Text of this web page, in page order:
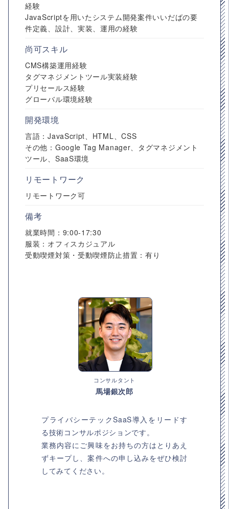
経験
JavaScriptを用いたシステム開発案件いいだばの要
件定義、設計、実装、運用の経験
尚可スキル
CMS構築運用経験
タグマネジメントツール実装経験
プリセールス経験
グローバル環境経験
開発環境
言語：JavaScript、HTML、CSS
その他：Google Tag Manager、タグマネジメント
ツール、SaaS環境
リモートワーク
リモートワーク可
備考
就業時間：9:00-17:30
服装：オフィスカジュアル
受動喫煙対策・受動喫煙防止措置：有り
コンサルタント
馬場銀次郎
プライバシーテックSaaS導入をリードす
る技術コンサルポジションです。
業務内容にご興味をお持ちの方はとりあえ
ずキープし、案件への申し込みをぜひ検討
してみてください。